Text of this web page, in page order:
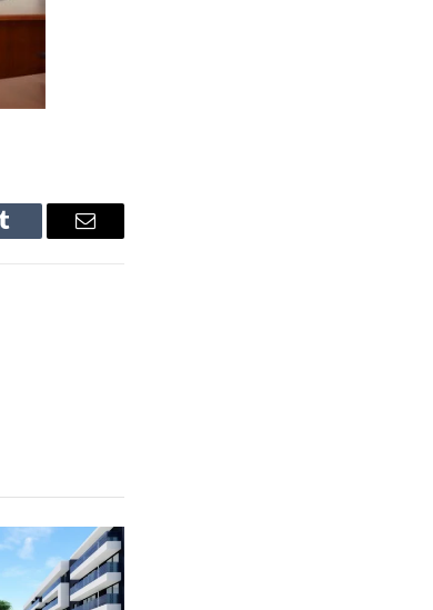
Tumblr Email